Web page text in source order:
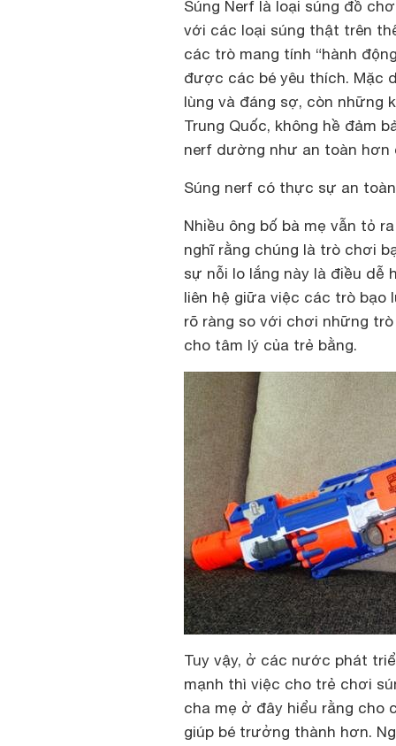
Súng Nerf là loại súng đồ
với các loại súng thật trên
các trò mang tính “hành
được các bé yêu thích. Mặc
lùng và đáng sợ, còn những
Trung Quốc, không hề đảm
nerf dường như an toàn hơn
Súng nerf có thực sự an
Nhiều ông bố bà mẹ vẫn tỏ
nghĩ rằng chúng là trò chơi
sự nỗi lo lắng này là điều dễ
liên hệ giữa việc các trò bạo
rõ ràng so với chơi những
cho tâm lý của trẻ bằng.
Tuy vậy, ở các nước phát
mạnh thì việc cho trẻ chơi
cha mẹ ở đây hiểu rằng
giúp bé trưởng thành hơn.